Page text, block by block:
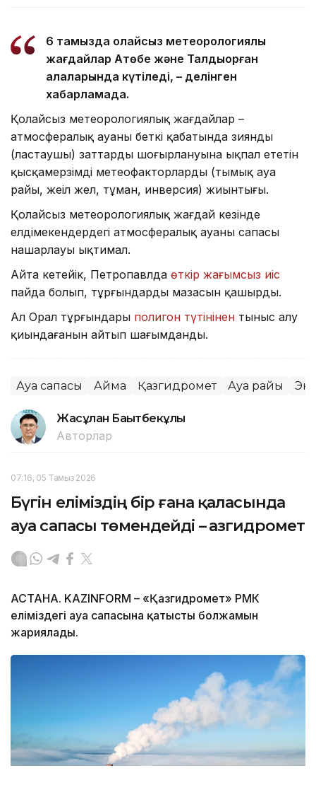
6 тамызда қолайсыз метеорологиялық
жағдайлар Ақтөбе және Талдықорған
қалаларында күтіледі, – делінген
хабарламада.
Қолайсыз метеорологиялық жағдайлар –
атмосфералық ауаның беткі қабатында зиянды
(ластаушы) заттардың шоғырлануына ықпал ететін
қысқамерзімді метеофакторлардың (тымық ауа
райы, жеңіл жел, тұман, инверсия) жиынтығы.
Қолайсыз метеорологиялық жағдай кезінде
елдімекендердегі атмосфералық ауаның сапасы
нашарлауы ықтимал.
Айта кетейік, Петропавлда өткір жағымсыз иіс
пайда болып, тұрғындардың мазасын қашырды.
Ал Орал тұрғындары полигон түтінінен тыныс алу
қиындағанын айтып шағымданды.
Ауа сапасы Аймақ Қазгидромет Ауа райы
Жасұлан Бақытбекұлы
Авторлар
07:16, 05 Тамыз 2026
Бүгін еліміздің бір ғана қаласында
ауа сапасы төмендейді – Қазгидромет
АСТАНА. KAZINFORM – «Қазгидромет» РМК
еліміздегі ауа сапасына қатысты болжамын
жариялады.